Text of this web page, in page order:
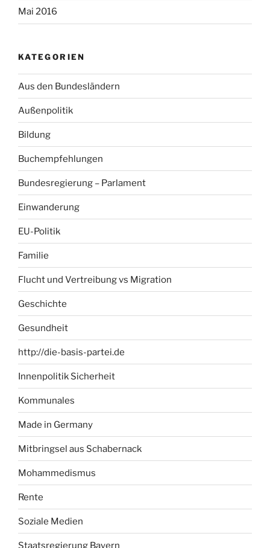
Mai 2016
KATEGORIEN
Aus den Bundesländern
Außenpolitik
Bildung
Buchempfehlungen
Bundesregierung – Parlament
Einwanderung
EU-Politik
Familie
Flucht und Vertreibung vs Migration
Geschichte
Gesundheit
http://die-basis-partei.de
Innenpolitik Sicherheit
Kommunales
Made in Germany
Mitbringsel aus Schabernack
Mohammedismus
Rente
Soziale Medien
Staatsregierung Bayern